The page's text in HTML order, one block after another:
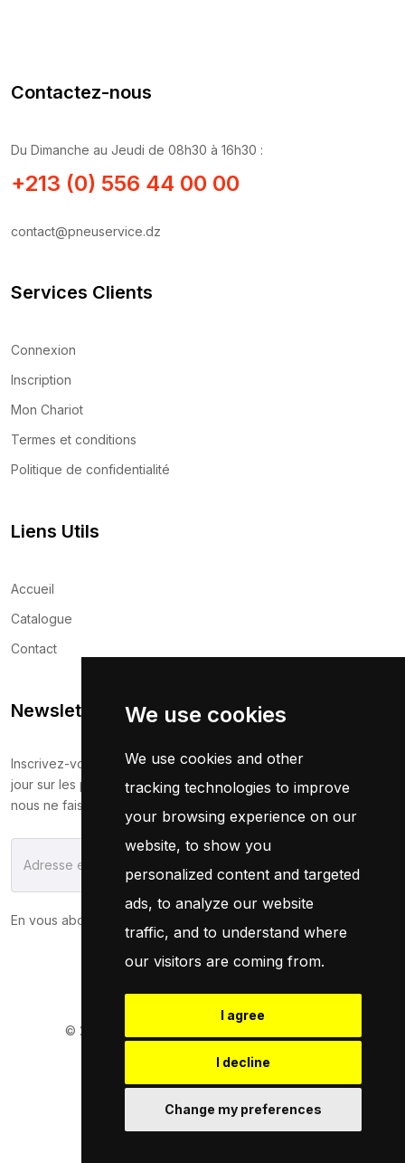
We use cookies
We use cookies and other
tracking technologies to improve
your browsing experience on our
website, to show you
personalized content and targeted
ads, to analyze our website
traffic, and to understand where
our visitors are coming from.
I agree
I decline
Change my preferences
Contactez-nous
Du Dimanche au Jeudi de 08h30 à 16h30 :
+213 (0) 556 44 00 00
contact@pneuservice.dz
Services Clients
Connexion
Inscription
Mon Chariot
Termes et conditions
Politique de confidentialité
Liens Utils
Accueil
Catalogue
Contact
Newsletter
Inscrivez-vous maintenant pour recevoir les dernières mises à
jour sur les promotions et les coupons. Ne vous inquiétez pas,
nous ne faisons pas de spam !
S'Abonner
En vous abonnant, vous acceptez notre
© 2026
Naro Dev